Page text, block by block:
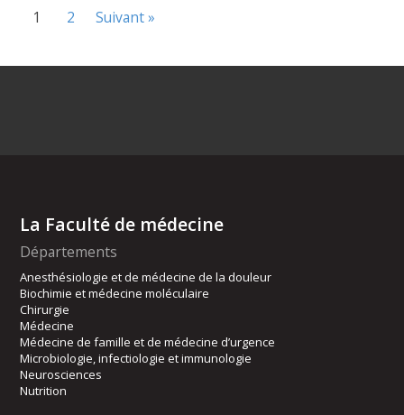
1 2 Suivant »
La Faculté de médecine
Départements
Anesthésiologie et de médecine de la douleur
Biochimie et médecine moléculaire
Chirurgie
Médecine
Médecine de famille et de médecine d’urgence
Microbiologie, infectiologie et immunologie
Neurosciences
Nutrition